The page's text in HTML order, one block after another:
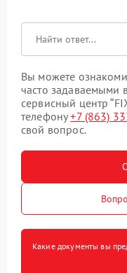
Вы можете
часто задаваемыми
сервисный центр
телефону+7 (863)
свой вопрос.
Какие документы вы